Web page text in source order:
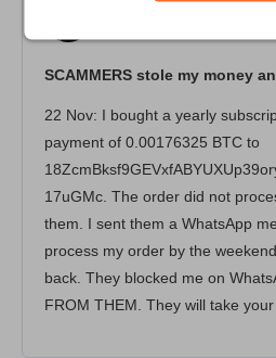
SCAMMERS stole my money
22 Nov: I bought a yearly
payment of 0.00176325 BTC to
17uGMc. The order did not
them. I sent them a WhatsApp
process my order by the
back. They blocked me on
FROM THEM. They will take